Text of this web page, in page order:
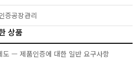
증공장관리
상품
도 — 제품인증에 대한 일반 요구사항